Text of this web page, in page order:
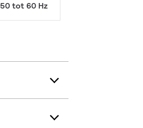
50 tot 60 Hz